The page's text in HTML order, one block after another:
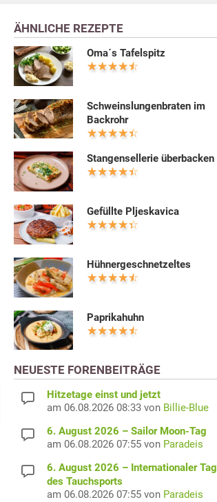
ÄHNLICHE REZEPTE
Oma´s Tafelspitz
Schweinslungenbraten im
Backrohr
Stangensellerie überbacken
Gefüllte Pljeskavica
Hühnergeschnetzeltes
Paprikahuhn
NEUESTE FORENBEITRÄGE
Hitzetage einst und jetzt
am 06.08.2026 08:33 von Billie-Blue
6. August 2026 – Sailor Moon-Tag
am 06.08.2026 07:55 von Paradeis
6. August 2026 – Internationaler Tag
des Tauchsports
am 06.08.2026 07:55 von Paradeis